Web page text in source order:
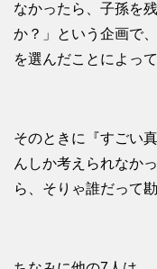
なかったら、子孫を
か？」という企画で
を選んだことによっ
そのときに『すごい
んしか考えられなか
ら、そりゃ誰だって